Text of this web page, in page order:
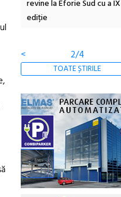
dulceață de amintiri la
borcan, o cameră obscură și
<
3/4
TOATE ȘTIRILE